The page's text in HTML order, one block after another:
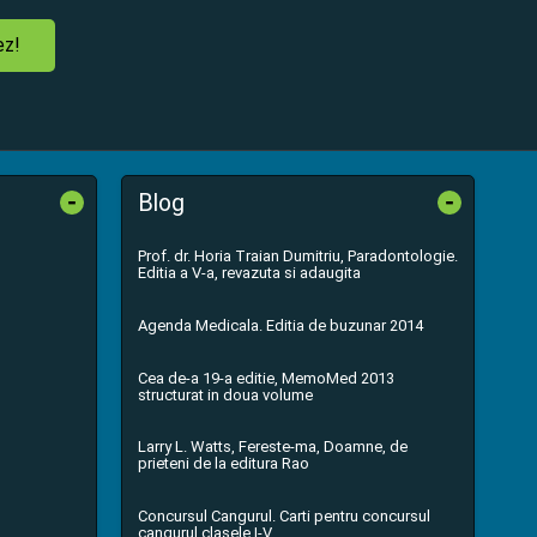
- Blog -
Prof. dr. Horia Traian Dumitriu, Paradontologie.
Editia a V-a, revazuta si adaugita
Agenda Medicala. Editia de buzunar 2014
Cea de-a 19-a editie, MemoMed 2013
structurat in doua volume
Larry L. Watts, Fereste-ma, Doamne, de
prieteni de la editura Rao
Concursul Cangurul. Carti pentru concursul
cangurul clasele I-V